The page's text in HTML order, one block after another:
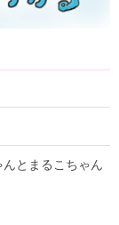
とまるこちゃん